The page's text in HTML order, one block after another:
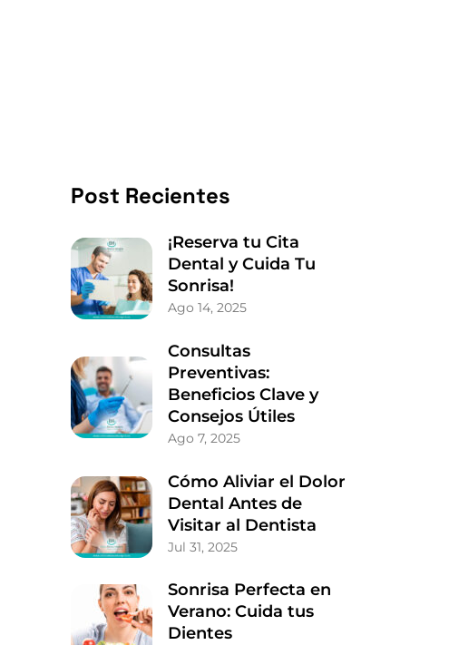
Post Recientes
¡Reserva tu Cita
Dental y Cuida Tu
Sonrisa!
Ago 14, 2025
Consultas
Preventivas:
Beneficios Clave y
Consejos Útiles
Ago 7, 2025
Cómo Aliviar el Dolor
Dental Antes de
Visitar al Dentista
Jul 31, 2025
Sonrisa Perfecta en
Verano: Cuida tus
Dientes